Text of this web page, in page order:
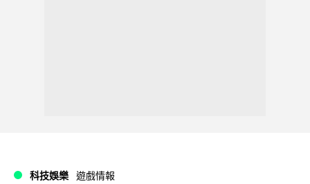
科技娛樂 遊戲情報